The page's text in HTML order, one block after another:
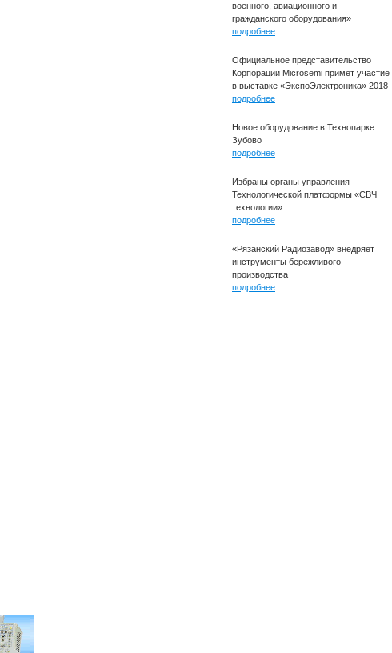
военного, авиационного и
гражданского оборудования»
подробнее
Официальное представительство
Корпорации Microsemi примет участие
в выставке «ЭкспоЭлектроника» 2018
подробнее
Новое оборудование в Технопарке
Зубово
подробнее
Избраны органы управления
Технологической платформы «СВЧ
технологии»
подробнее
«Рязанский Радиозавод» внедряет
инструменты бережливого
производства
подробнее